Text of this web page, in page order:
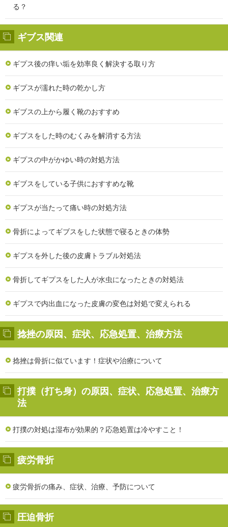
る？
ギブス関連
ギプス後の痒い垢を効率良く解決する取り方
ギプスが濡れた時の乾かし方
ギブスの上から履く靴のおすすめ
ギプスをした時のむくみを解消する方法
ギプスの中がかゆい時の対処方法
ギブスをしている子供におすすめな靴
ギプスが当たって痛い時の対処方法
骨折によってギブスをした状態で寝るときの体勢
ギプスを外した後の皮膚トラブル対処法
骨折してギプスをした人が水虫になったときの対処法
ギプスで内出血になった皮膚の変色は対処で変えられる
捻挫の原因、症状、応急処置、治療方法
捻挫は骨折に似ています！症状や治療について
打撲（打ち身）の原因、症状、応急処置、治療方
法
打撲の対処は湿布が効果的？応急処置は冷やすこと！
疲労骨折
疲労骨折の痛み、症状、治療、予防について
圧迫骨折